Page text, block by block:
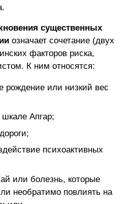
существенных
означает сочетание (двух
факторов риска,
К ним относятся:
рождение или низкий вес
шкале Апгар;
психоактивных
или болезнь, которые
необратимо повлиять на